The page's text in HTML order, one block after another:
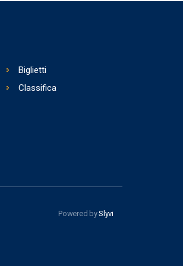
Biglietti
Classifica
Powered bySlyvi